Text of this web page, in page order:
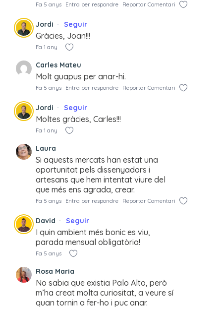
Fa 5 anys Entra per respondre Reportar Comentari
Jordi Seguir
Gràcies, Joan!!!
Fa 1 any
Carles Mateu
Molt guapus per anar-hi.
Fa 5 anys Entra per respondre Reportar Comentari
Jordi Seguir
Moltes gràcies, Carles!!!
Fa 1 any
Laura
Si aquests mercats han estat una
oportunitat pels dissenyadors i
artesans que hem intentat viure del
que més ens agrada, crear.
Fa 5 anys Entra per respondre Reportar Comentari
David Seguir
I quin ambient més bonic es viu,
parada mensual obligatòria!
Fa 5 anys
Rosa Maria
No sabia que existia Palo Alto, però
m’ha creat molta curiositat, a veure sí
quan tornin a fer-ho i puc anar.